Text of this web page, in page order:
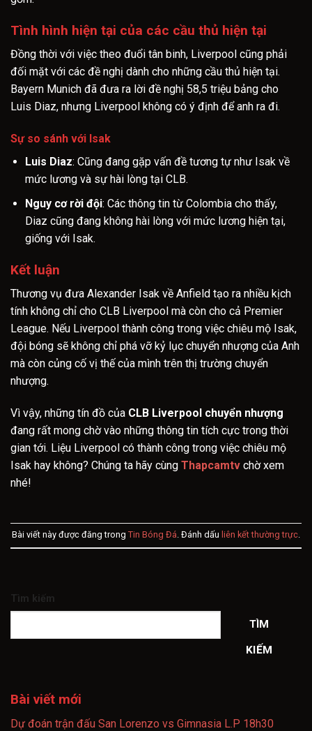
Tình hình hiện tại của các cầu thủ hiện tại
Đồng thời với việc theo đuổi tân binh, Liverpool cũng phải
đối mặt với các đề nghị dành cho những cầu thủ hiện tại.
Bayern Munich đã đưa ra lời đề nghị 58,5 triệu bảng cho
Luis Diaz, nhưng Liverpool không có ý định để anh ra đi.
Sự so sánh với Isak
Luis Diaz: Cũng đang gặp vấn đề tương tự như Isak về
mức lương và sự hài lòng tại CLB.
Nguy cơ rời đội: Các thông tin từ Colombia cho thấy,
Diaz cũng đang không hài lòng với mức lương hiện tại,
giống với Isak.
Kết luận
Thương vụ đưa Alexander Isak về Anfield tạo ra nhiều kịch
tính không chỉ cho CLB Liverpool mà còn cho cả Premier
League. Nếu Liverpool thành công trong việc chiêu mộ Isak,
đội bóng sẽ không chỉ phá vỡ kỷ lục chuyển nhượng của Anh
mà còn củng cố vị thế của mình trên thị trường chuyển
nhượng.
Vì vậy, những tín đồ của CLB Liverpool chuyển nhượng
đang rất mong chờ vào những thông tin tích cực trong thời
gian tới. Liệu Liverpool có thành công trong việc chiêu mộ
Isak hay không? Chúng ta hãy cùng Thapcamtv chờ xem
nhé!
Bài viết này được đăng trong Tin Bóng Đá. Đánh dấu liên kết thường trực.
Tìm kiếm
TÌM
KIẾM
Bài viết mới
Dự đoán trận đấu San Lorenzo vs Gimnasia L.P 18h30